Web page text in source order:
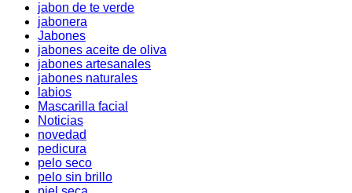
jabon de te verde
jabonera
Jabones
jabones aceite de oliva
jabones artesanales
jabones naturales
labios
Mascarilla facial
Noticias
novedad
pedicura
pelo seco
pelo sin brillo